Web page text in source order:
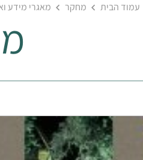
עמוד הבית מחקר מאגרי מידע